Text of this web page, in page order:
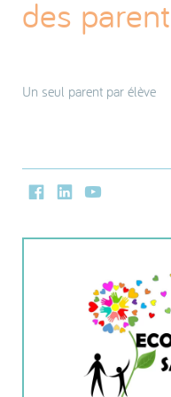
des
Un seul parent par élève
FacebookLinkedInYoutube